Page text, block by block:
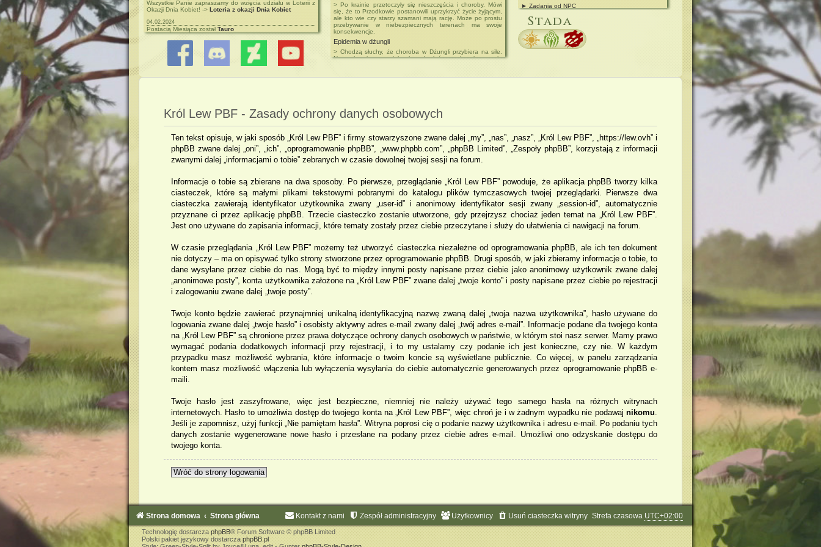
Wszystkie Panie zapraszamy do wzięcia udziału w Loterii z
Okazji Dnia Kobiet! -> Loteria z okazji Dnia Kobiet
04.02.2024
Postacią Miesiąca został Tauro
31.01.2024
Dzienniki umiejętności zostały sprawdzone
> Po krainie przetoczyły się nieszczęścia i choroby. Mówi
się, że to Przodkowie postanowili uprzykrzyć życie żyjącym,
ale kto wie czy starzy szamani mają rację. Może po prostu
przebywanie w niebezpiecznych terenach ma swoje
konsekwencje.
Epidemia w dżungli
> Chodzą słuchy, że choroba w Dżungli przybiera na sile.
Napotyka się tam wielu chorych, którzy wykazują agresję
► Zadania od NPC
► Postacie do przejęcia
Stada
Król Lew PBF - Zasady ochrony danych osobowych
Ten tekst opisuje, w jaki sposób „Król Lew PBF” i firmy stowarzyszone zwane dalej „my”, „nas”, „nasz”, „Król Lew PBF”, „https://lew.ovh” i
phpBB zwane dalej „oni”, „ich”, „oprogramowanie phpBB”, „www.phpbb.com”, „phpBB Limited”, „Zespoły phpBB”, korzystają z informacji
zwanymi dalej „informacjami o tobie” zebranych w czasie dowolnej twojej sesji na forum.
Informacje o tobie są zbierane na dwa sposoby. Po pierwsze, przeglądanie „Król Lew PBF” powoduje, że aplikacja phpBB tworzy kilka
ciasteczek, które są małymi plikami tekstowymi pobranymi do katalogu plików tymczasowych twojej przeglądarki. Pierwsze dwa
ciasteczka zawierają identyfikator użytkownika zwany „user-id” i anonimowy identyfikator sesji zwany „session-id”, automatycznie
przyznane ci przez aplikację phpBB. Trzecie ciasteczko zostanie utworzone, gdy przejrzysz chociaż jeden temat na „Król Lew PBF”.
Jest ono używane do zapisania informacji, które tematy zostały przez ciebie przeczytane i służy do ułatwienia ci nawigacji na forum.
W czasie przeglądania „Król Lew PBF” możemy też utworzyć ciasteczka niezależne od oprogramowania phpBB, ale ich ten dokument
nie dotyczy – ma on opisywać tylko strony stworzone przez oprogramowanie phpBB. Drugi sposób, w jaki zbieramy informacje o tobie, to
dane wysyłane przez ciebie do nas. Mogą być to między innymi posty napisane przez ciebie jako anonimowy użytkownik zwane dalej
„anonimowe posty”, konta użytkownika założone na „Król Lew PBF” zwane dalej „twoje konto” i posty napisane przez ciebie po rejestracji
i zalogowaniu zwane dalej „twoje posty”.
Twoje konto będzie zawierać przynajmniej unikalną identyfikacyjną nazwę zwaną dalej „twoja nazwa użytkownika”, hasło używane do
logowania zwane dalej „twoje hasło” i osobisty aktywny adres e-mail zwany dalej „twój adres e-mail”. Informacje podane dla twojego konta
na „Król Lew PBF” są chronione przez prawa dotyczące ochrony danych osobowych w państwie, w którym stoi nasz serwer. Mamy prawo
wymagać podania dodatkowych informacji przy rejestracji, i to my ustalamy czy podanie ich jest konieczne, czy nie. W każdym
przypadku masz możliwość wybrania, które informacje o twoim koncie są wyświetlane publicznie. Co więcej, w panelu zarządzania
kontem masz możliwość włączenia lub wyłączenia wysyłania do ciebie automatycznie generowanych przez oprogramowanie phpBB e-
maili.
Twoje hasło jest zaszyfrowane, więc jest bezpieczne, niemniej nie należy używać tego samego hasła na różnych witrynach
internetowych. Hasło to umożliwia dostęp do twojego konta na „Król Lew PBF”, więc chroń je i w żadnym wypadku nie podawaj nikomu
Jeśli je zapomnisz, użyj funkcji „Nie pamiętam hasła”. Witryna poprosi cię o podanie nazwy użytkownika i adresu e-mail. Po podaniu tych
danych zostanie wygenerowane nowe hasło i przesłane na podany przez ciebie adres e-mail. Umożliwi ono odzyskanie dostępu do
twojego konta.
Wróć do strony logowania
Strona domowa Strona główna Strefa czasowa UTC+02:00
Usuń ciasteczka witryny
Użytkownicy
Zespół administracyjny
Kontakt z nami
Technologię dostarcza phpBB® Forum Software © phpBB Limited
Polski pakiet językowy dostarcza phpBB.pl